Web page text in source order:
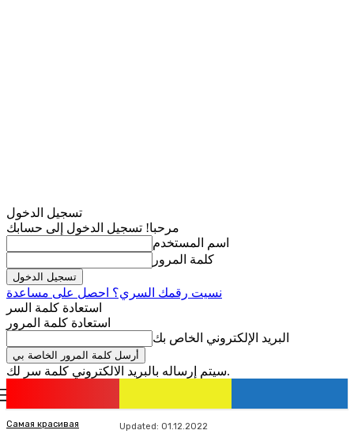
تسجيل الدخول
مرحبا! تسجيل الدخول إلى حسابك
اسم المستخدم
كلمة المرور
نسيت رقمك السري؟ احصل على مساعدة
استعادة كلمة السر
استعادة كلمة المرور
البريد الإلكتروني الخاص بك
سيتم إرساله بالبريد الالكتروني كلمة سر لك.
Самая красивая Updated: 01.12.2022